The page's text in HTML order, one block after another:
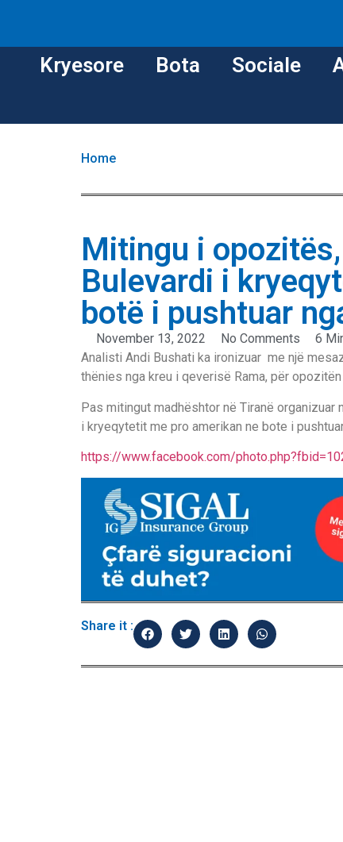
Kryesore Bota Sociale
Home
Mitingu i
Bulevardi i
botë i pushtuar
November 13, 2022 No Comments
6
Analisti Andi Bushati ka ironizuar me një
thënies nga kreu i qeverisë Rama, për
Pas mitingut madhështor në Tiranë organizuar
i kryeqytetit me pro amerikan ne bote i
https://www.facebook.com/
Share it :